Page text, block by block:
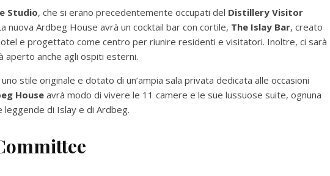
Studio, che si erano precedentemente occupati del Distillery Visitor
nuova Ardbeg House avrà un cocktail bar con cortile, The Islay Bar, creato
e progettato come centro per riunire residenti e visitatori. Inoltre, ci sarà
aperto anche agli ospiti esterni.
stile originale e dotato di un’ampia sala privata dedicata alle occasioni
House avrà modo di vivere le 11 camere e le sue lussuose suite, ognuna
di Islay e di Ardbeg.